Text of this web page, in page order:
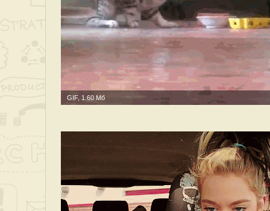
GIF, 1.60 Мб